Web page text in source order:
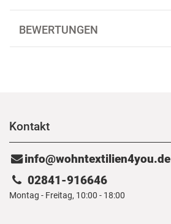
BEWERTUNGEN
Kontakt
info@wohntextilien4you.de
02841-916646
Montag - Freitag, 10:00 - 18:00